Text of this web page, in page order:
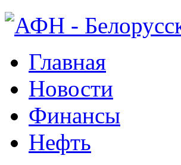
Главная
Новости
Финансы
Нефть